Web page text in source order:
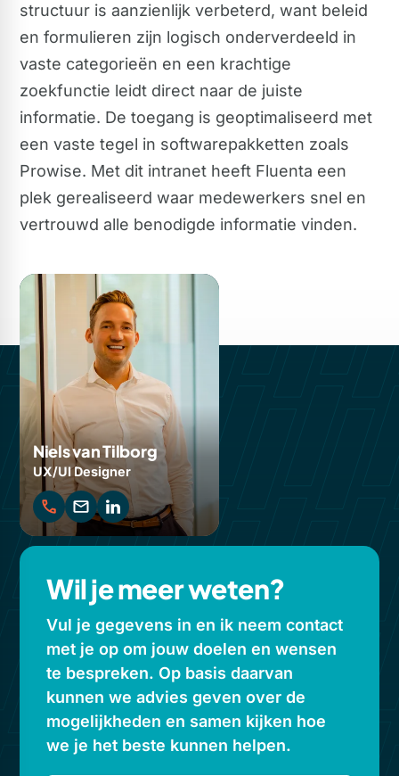
structuur is aanzienlijk verbeterd, want beleid
en formulieren zijn logisch onderverdeeld in
vaste categorieën en een krachtige
zoekfunctie leidt direct naar de juiste
informatie. De toegang is geoptimaliseerd met
een vaste tegel in softwarepakketten zoals
Prowise. Met dit intranet heeft Fluenta een
plek gerealiseerd waar medewerkers snel en
vertrouwd alle benodigde informatie vinden.
Niels van Tilborg
UX/UI Designer
Wil je meer weten?
Vul je gegevens in en ik neem contact
met je op om jouw doelen en wensen
te bespreken. Op basis daarvan
kunnen we advies geven over de
mogelijkheden en samen kijken hoe
we je het beste kunnen helpen.